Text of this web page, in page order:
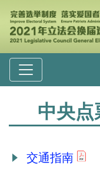
中央点
交通指南